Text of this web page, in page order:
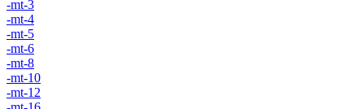
-mt-3
-mt-4
-mt-5
-mt-6
-mt-8
-mt-10
-mt-12